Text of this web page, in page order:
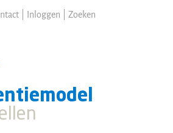
Inloggen Zoeken